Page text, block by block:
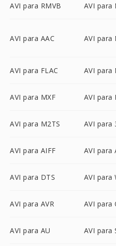
AVI para RMVB AVI para
AVI para AAC AVI para
AVI para FLAC AVI para
AVI para MXF AVI para
AVI para M2TS AVI para
AVI para AIFF AVI para
AVI para DTS AVI para
AVI para AVR AVI para
AVI para AU AVI para